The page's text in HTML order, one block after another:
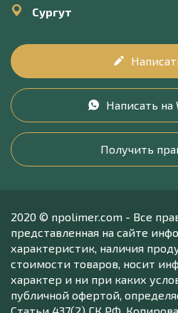
Сургут
Написать на
Получить
2020 © npolimer.com - Все
представленная на сайте
характеристик, наличия
стоимости товаров, носит
характер и ни при каких
публичной офертой,
Статьи 437(2) ГК РФ.